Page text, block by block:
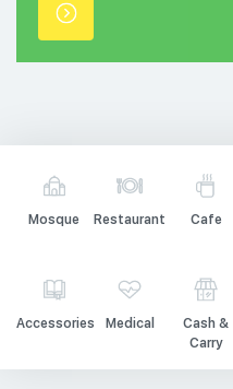
точки.
Mosque Restaurant Cafe
Accessories Medical
Cash &
Carry